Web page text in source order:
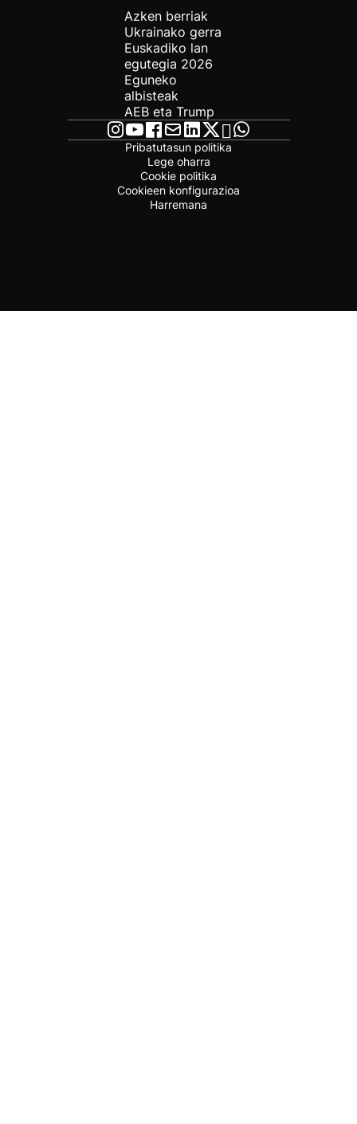
Azken berriak
Ukrainako gerra
Euskadiko lan
egutegia 2026
Eguneko
albisteak
AEB eta Trump
Pribatutasun politika
Lege oharra
Cookie politika
Cookieen konfigurazioa
Harremana